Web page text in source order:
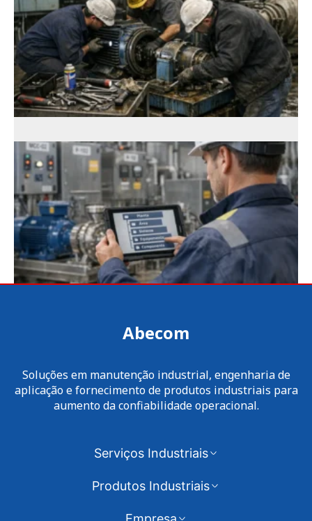
Abecom
Soluções em manutenção industrial, engenharia de
aplicação e fornecimento de produtos industriais para
aumento da confiabilidade operacional.
Serviços Industriais
Produtos Industriais